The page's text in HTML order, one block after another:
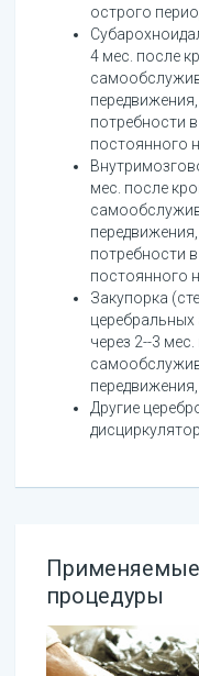
острого
4 мес. после
потребности
постоянного
мес. после
потребности
постоянного
Закупорка
церебральных
через 2--3
Другие
процедуры